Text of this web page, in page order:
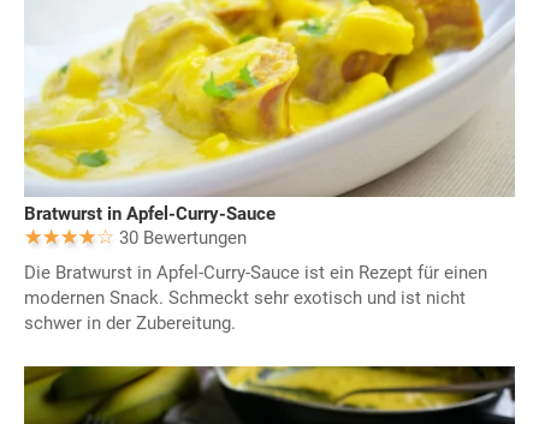
Bratwurst in Apfel-Curry-Sauce
30 Bewertungen
Die Bratwurst in Apfel-Curry-Sauce ist ein Rezept für einen
modernen Snack. Schmeckt sehr exotisch und ist nicht
schwer in der Zubereitung.